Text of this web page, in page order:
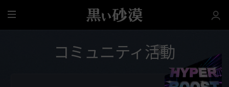
全
体
コミュニティ活動